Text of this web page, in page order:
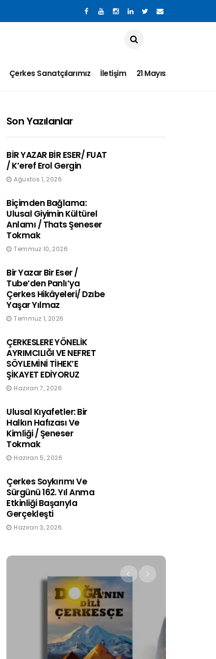
Çerkes Sanatçılarımız İletişim 21 Mayıs
Son Yazılanlar
BİR YAZAR BİR ESER/ FUAT
/ K’eref Erol Gergin
Ağustos 1, 2026
Biçimden Bağlama:
Ulusal Giyimin Kültürel
Anlamı / Thats Şeneser
Tokmak
Temmuz 10, 2026
Bir Yazar Bir Eser /
Tube’den Panlı’ya
Çerkes Hikâyeleri/ Dzıbe
Yaşar Yılmaz
Temmuz 1, 2026
ÇERKESLERE YÖNELİK
AYRIMCILIĞI VE NEFRET
SÖYLEMİNİ TİHEK’E
ŞİKAYET EDİYORUZ
Haziran 7, 2026
Ulusal Kıyafetler: Bir
Halkın Hafızası Ve
Kimliği / Şeneser
Tokmak
Haziran 5, 2026
Çerkes Soykırımı Ve
Sürgünü 162. Yıl Anma
Etkinliği Başarıyla
Gerçekleşti
Haziran 3, 2026